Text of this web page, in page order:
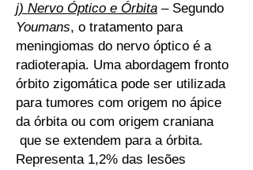
j) Nervo Óptico e Órbita – Segundo
Youmans, o tratamento para
meningiomas do nervo óptico é a
radioterapia. Uma abordagem fronto
órbito zigomática pode ser utilizada
para tumores com origem no ápice
da órbita ou com origem craniana
que se extendem para a órbita.
Representa 1,2% das lesões